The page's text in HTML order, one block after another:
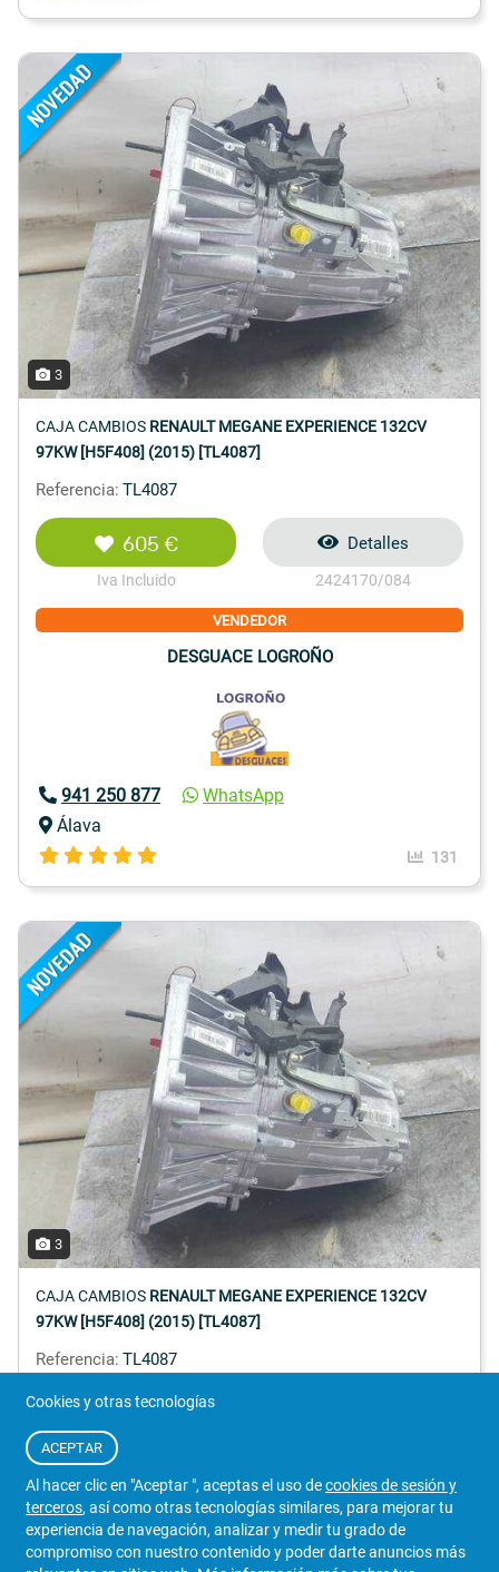
3
CAJA CAMBIOS RENAULT MEGANE EXPERIENCE 132CV
97KW [H5F408] (2015) [TL4087]
Referencia: TL4087
605 €
Iva Incluido
Detalles
2424170/084
VENDEDOR
DESGUACE LOGROÑO
941 250 877
WhatsApp
Álava
131
3
CAJA CAMBIOS RENAULT MEGANE EXPERIENCE 132CV
97KW [H5F408] (2015) [TL4087]
Referencia: TL4087
605 €
Iva Incluido
VENDEDOR
DESGUACE LOGROÑO
Cookies y otras tecnologías
ACEPTAR
Al hacer clic en "Aceptar ", aceptas el uso decookies de sesión y
terceros, así como otras tecnologías similares, para mejorar tu
experiencia de navegación, analizar y medir tu grado de
compromiso con nuestro contenido y poder darte anuncios más